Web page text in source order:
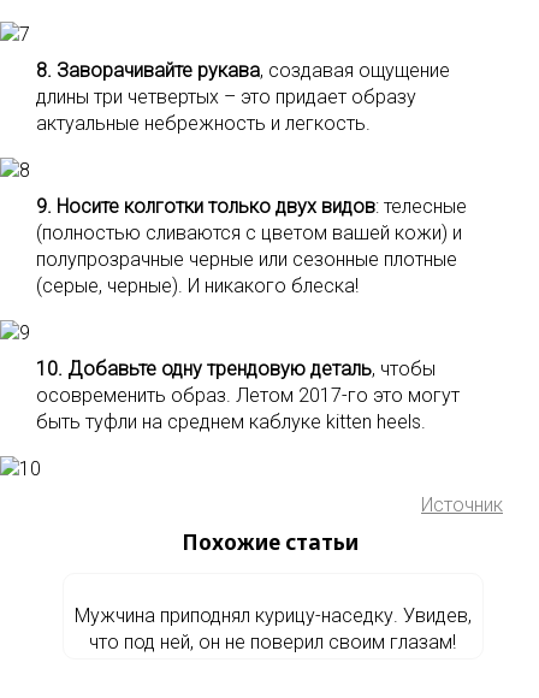
8. Заворачивайте рукава, создавая ощущение
длины три четвертых – это придает образу
актуальные небрежность и легкость.
9. Носите колготки только двух видов: телесные
(полностью сливаются с цветом вашей кожи) и
полупрозрачные черные или сезонные плотные
(серые, черные). И никакого блеска!
10. Добавьте одну трендовую деталь, чтобы
осовременить образ. Летом 2017-го это могут
быть туфли на среднем каблуке kitten heels.
Источник
Похожие статьи
Мужчина приподнял курицу-наседку. Увидев,
что под ней, он не поверил своим глазам!